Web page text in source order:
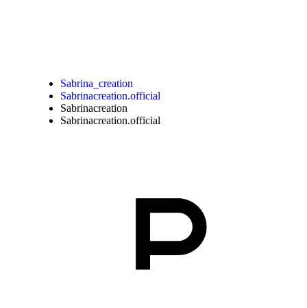
Sabrina_creation
Sabrinacreation.official
Sabrinacreation
Sabrinacreation.official